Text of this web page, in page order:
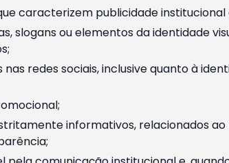
caracterizem publicidade
slogans ou elementos da identidade
redes sociais, inclusive quanto à
informativos, relacionados